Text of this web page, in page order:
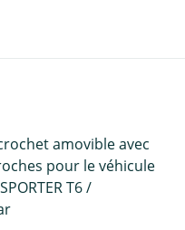
amovible avec
pour le véhicule
T6 /